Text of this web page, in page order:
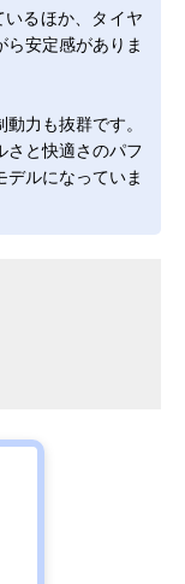
るほか、タイヤ
ら安定感がありま
力も抜群です。
さと快適さのパフ
デルになっていま